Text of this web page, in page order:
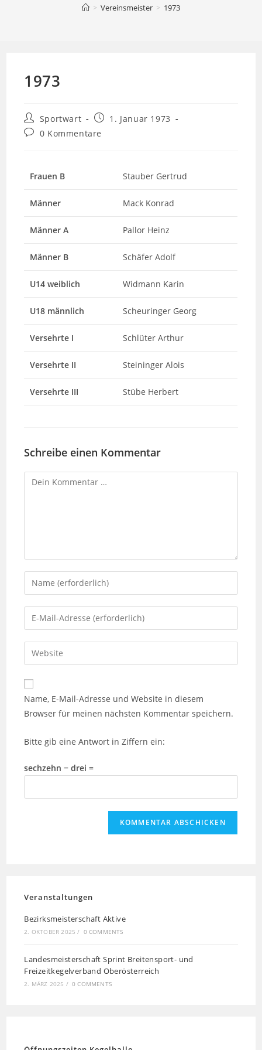
> Vereinsmeister > 1973
1973
Beitrags-
Autor:
Sportwart
Beitrag1. Januar 1973
Beitrags-
0 Kommentare
Frauen B Stauber Gertrud
Männer Mack Konrad
Männer A Pallor Heinz
Männer B Schäfer Adolf
U14 weiblich Widmann Karin
U18 männlich Scheuringer Georg
Versehrte I Schlüter Arthur
Versehrte II Steininger Alois
Versehrte III Stübe Herbert
Schreibe einen Kommentar
Kommentar
Gib
deinen
Namen
oder
zum
Kommentieren
ein
Gib
deine
E-
Mail-
zum
Kommentieren
ein
Gib
deine
Website-
URL
Name, E-Mail-Adresse und Website in diesem
Browser für meinen nächsten Kommentar speichern.
Bitte gib eine Antwort in Ziffern ein:
sechzehn − drei =
Veranstaltungen
Bezirksmeisterschaft Aktive
2. OKTOBER 2025 / 0 COMMENTS
Landesmeisterschaft Sprint Breitensport- und
Freizeitkegelverband Oberösterreich
2. MÄRZ 2025 / 0 COMMENTS